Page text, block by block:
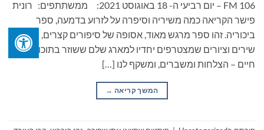
106 FM – יום רביעי ה- 18 באוגוסט 2021: ממשתתפים: רונית
פישר הקריאה כמה משיריה וסיפרה על לזרוע בדמעה, ספר
ביכוריה. זהו ספר מרגש מאוד, אסופה של סיפורים קצרים, הגיגים,
שירים וציורים שמצטרפים יחדיו למארג שלם ששוזר בתוכו פיסות
חיים – הצלחות ומשברים, ומשקף לנו […]
המשך קריאה →